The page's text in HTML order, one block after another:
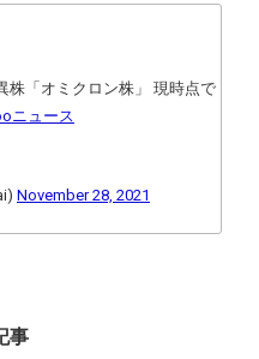
株「オミクロン株」 現時点で
ニュース
November 28, 2021
事